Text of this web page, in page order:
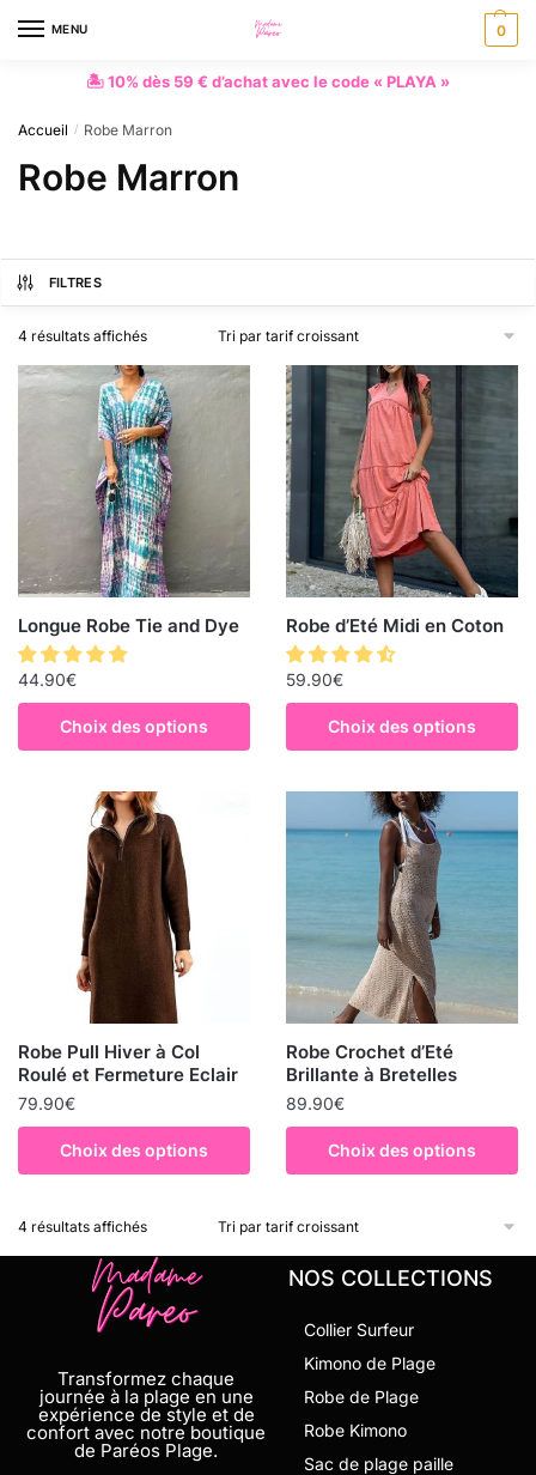
MENU 0
🏝 10% dès 59 € d’achat avec le code « PLAYA »
Accueil / Robe Marron
Robe Marron
FILTRES
4 résultats affichés
Longue Robe Tie and Dye
44.90€
Choix des options
Robe d’Eté Midi en Coton
59.90€
Choix des options
Robe Pull Hiver à Col
Roulé et Fermeture Eclair
79.90€
Choix des options
Robe Crochet d’Eté
Brillante à Bretelles
89.90€
Choix des options
4 résultats affichés
Transformez chaque
journée à la plage en une
expérience de style et de
confort avec notre boutique
de Paréos Plage.
NOS COLLECTIONS
Collier Surfeur
Kimono de Plage
Robe de Plage
Robe Kimono
Sac de plage paille